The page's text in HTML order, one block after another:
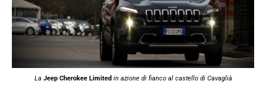
La Jeep Cherokee Limited in azione di fianco al castello di Cavaglià